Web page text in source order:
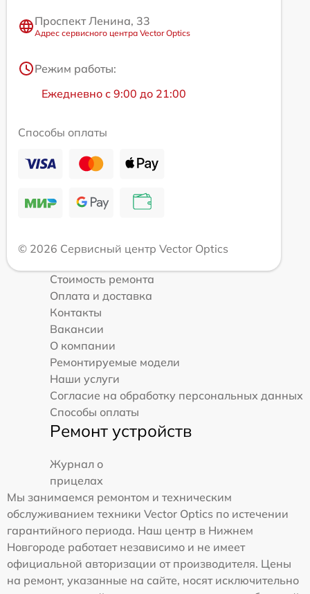
Проспект Ленина, 33
Адрес сервисного центра Vector Optics
Режим работы:
Ежедневно с 9:00 до 21:00
Способы оплаты
© 2026 Сервисный центр Vector Optics
Стоимость ремонта
Оплата и доставка
Контакты
Вакансии
О компании
Ремонтируемые модели
Наши услуги
Согласие на обработку персональных данных
Способы оплаты
Ремонт устройств
Журнал о
прицелах
Мы занимаемся ремонтом и техническим
обслуживанием техники Vector Optics по истечении
гарантийного периода. Наш центр в Нижнем
Новгороде работает независимо и не имеет
официальной авторизации от производителя. Цены
на ремонт, указанные на сайте, носят исключительно